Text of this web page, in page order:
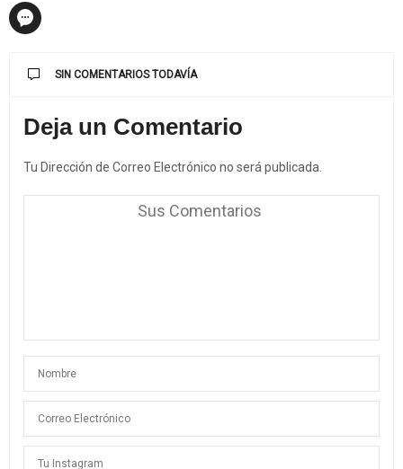
SIN COMENTARIOS TODAVÍA
Deja un Comentario
Tu Dirección de Correo Electrónico no será publicada.